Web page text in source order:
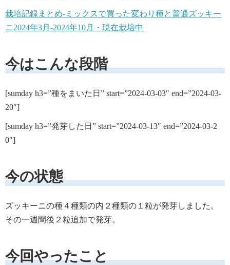
栽培記録まとめ-ミックスで買った変わり種と普通ズッキー
ニ2024年3月-2024年10月・現在栽培中
今はこんな段階
[sumday h3=”種をまいた日” start=”2024-03-03″ end=”2024-03-
20″]
[sumday h3=”発芽した日” start=”2024-03-13″ end=”2024-03-2
0″]
今の状態
ズッキーニの種４種類の内２種類の１粒が発芽しました。
その一週間後２粒追加で発芽。
今回やったこと